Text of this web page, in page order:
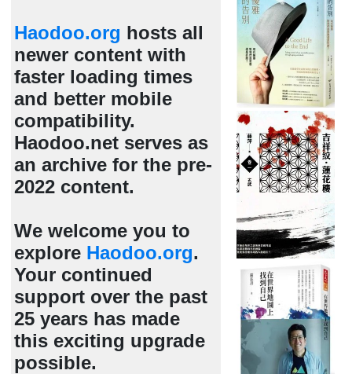
Haodoo.org hosts all
newer content with
faster loading times
and better mobile
compatibility.
Haodoo.net serves as
an archive for the pre-
2022 content.
We welcome you to
explore Haodoo.org.
Your continued
support over the past
25 years has made
this exciting upgrade
possible.